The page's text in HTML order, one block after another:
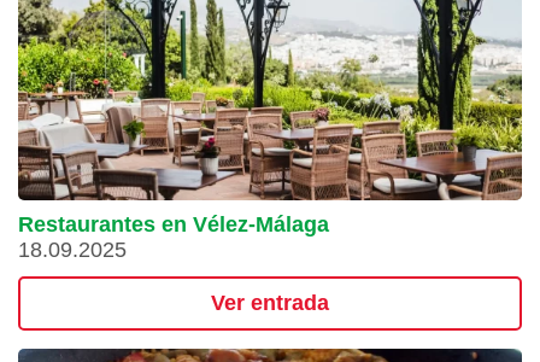
Restaurantes en Vélez-Málaga
18.09.2025
Ver entrada